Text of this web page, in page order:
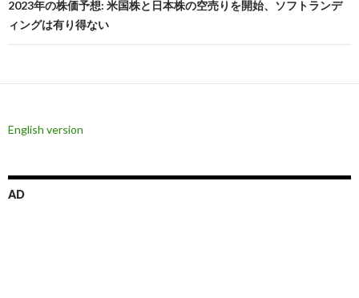
ビ
ゲ
シ
2023年の株価予想: 米国株と日本株の空売りを開始、ソフトランデ
ィングは有り得ない
English version
AD